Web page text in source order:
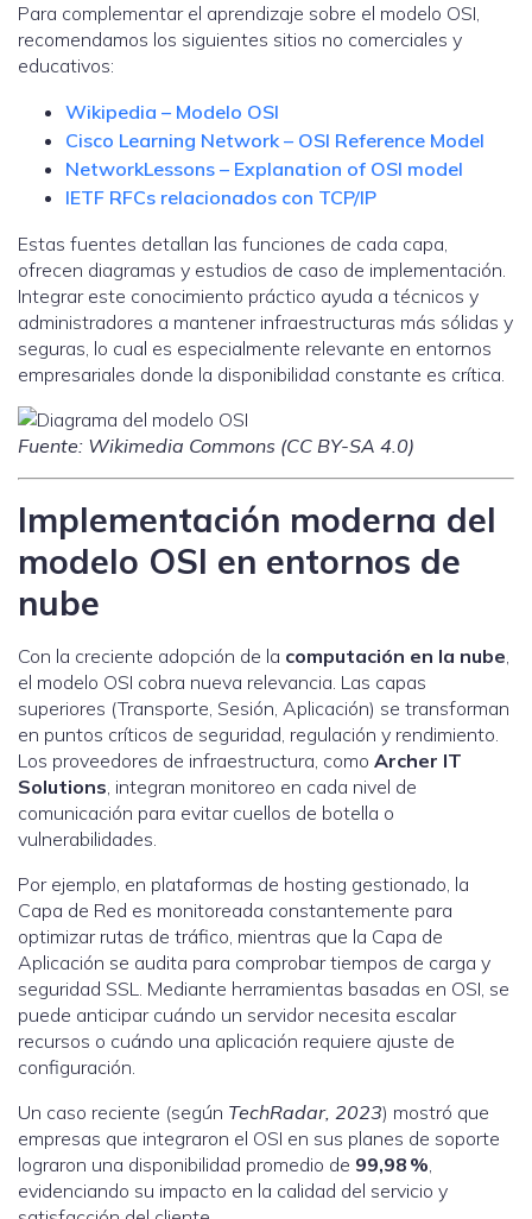
Para complementar el aprendizaje sobre el modelo OSI,
recomendamos los siguientes sitios no comerciales y
educativos:
Wikipedia – Modelo OSI
Cisco Learning Network – OSI Reference Model
NetworkLessons – Explanation of OSI model
IETF RFCs relacionados con TCP/IP
Estas fuentes detallan las funciones de cada capa,
ofrecen diagramas y estudios de caso de implementación.
Integrar este conocimiento práctico ayuda a técnicos y
administradores a mantener infraestructuras más sólidas y
seguras, lo cual es especialmente relevante en entornos
empresariales donde la disponibilidad constante es crítica.
Fuente: Wikimedia Commons (CC BY-SA 4.0)
Implementación moderna del
modelo OSI en entornos de
nube
Con la creciente adopción de la computación en la nube,
el modelo OSI cobra nueva relevancia. Las capas
superiores (Transporte, Sesión, Aplicación) se transforman
en puntos críticos de seguridad, regulación y rendimiento.
Los proveedores de infraestructura, como Archer IT
Solutions, integran monitoreo en cada nivel de
comunicación para evitar cuellos de botella o
vulnerabilidades.
Por ejemplo, en plataformas de hosting gestionado, la
Capa de Red es monitoreada constantemente para
optimizar rutas de tráfico, mientras que la Capa de
Aplicación se audita para comprobar tiempos de carga y
seguridad SSL. Mediante herramientas basadas en OSI, se
puede anticipar cuándo un servidor necesita escalar
recursos o cuándo una aplicación requiere ajuste de
configuración.
Un caso reciente (según TechRadar, 2023) mostró que
empresas que integraron el OSI en sus planes de soporte
lograron una disponibilidad promedio de 99,98 %,
evidenciando su impacto en la calidad del servicio y